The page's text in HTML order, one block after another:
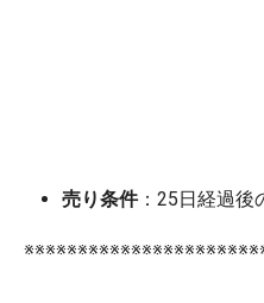
売り条件：25日経過後